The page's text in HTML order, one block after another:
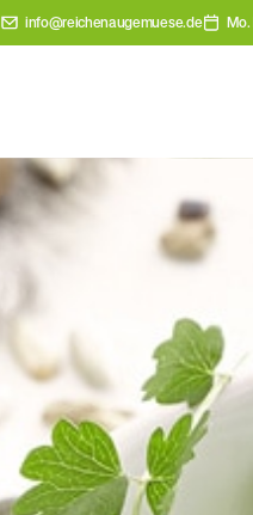
info@reichenaugemuese.de Mo.